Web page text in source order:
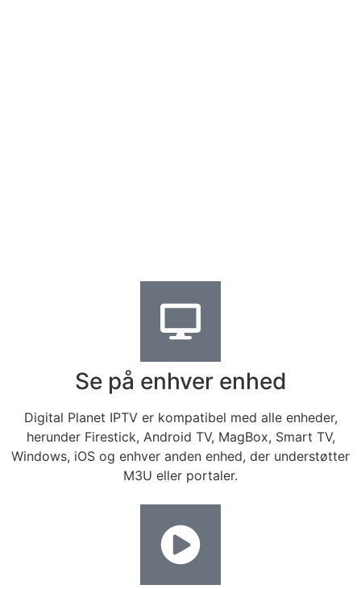
Se på enhver enhed
Digital Planet IPTV er kompatibel med alle enheder,
herunder Firestick, Android TV, MagBox, Smart TV,
Windows, iOS og enhver anden enhed, der understøtter
M3U eller portaler.